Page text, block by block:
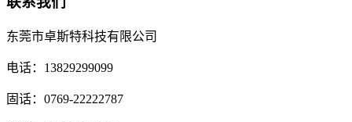
东莞市卓斯特科技有限公司
电话：13829299099
固话：0769-22222787